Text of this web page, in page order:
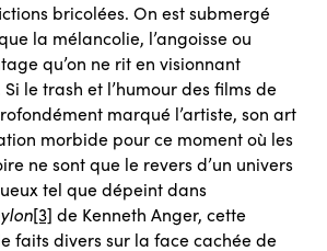
bricolées. On est submergé
la mélancolie, l’angoisse ou
qu’on ne rit en visionnant
Si le trash et l’humour des films de
marqué l’artiste, son art
morbide pour ce moment où les
ne sont que le revers d’un univers
tel que dépeint dans
[3] de Kenneth Anger, cette
faits divers sur la face cachée de